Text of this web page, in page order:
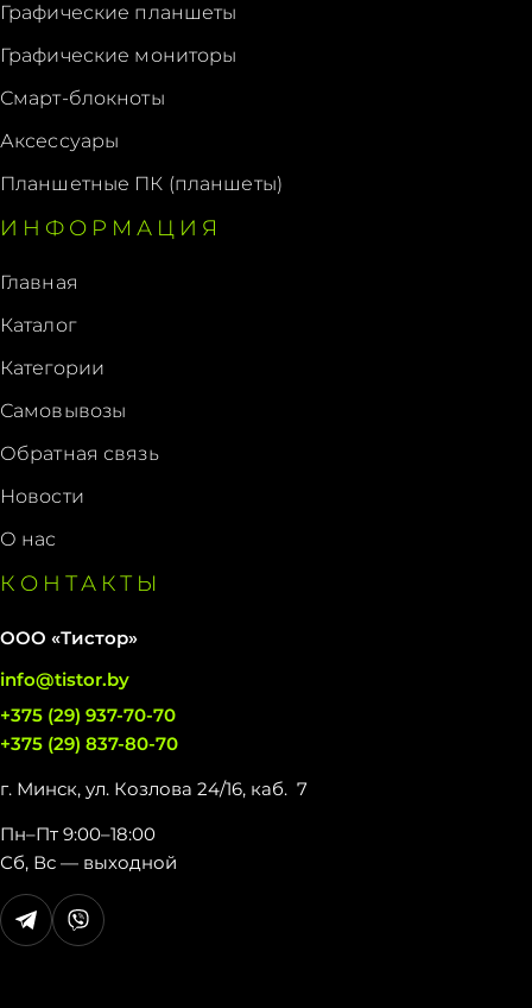
Графические планшеты
Графические мониторы
Смарт-блокноты
Аксессуары
Планшетные ПК (планшеты)
ИНФОРМАЦИЯ
Главная
Каталог
Категории
Самовывозы
Обратная связь
Новости
О нас
КОНТАКТЫ
ООО «Тистор»
info@tistor.by
+375 (29) 937-70-70
+375 (29) 837-80-70
г. Минск, ул. Козлова 24/16, каб. 7
Пн–Пт 9:00–18:00
Сб, Вс — выходной